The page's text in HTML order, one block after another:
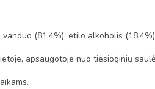
(81,4%), etilo alkoholis
apsaugotoje nuo tiesioginių